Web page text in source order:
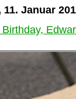
Januar